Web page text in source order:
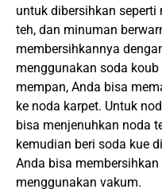
untuk dibersihkan seperti
teh, dan minuman
membersihkannya
menggunakan soda
mempan, Anda bisa
ke noda karpet. Untuk
bisa menjenuhkan noda
kemudian beri soda kue
Anda bisa
menggunakan vakum.